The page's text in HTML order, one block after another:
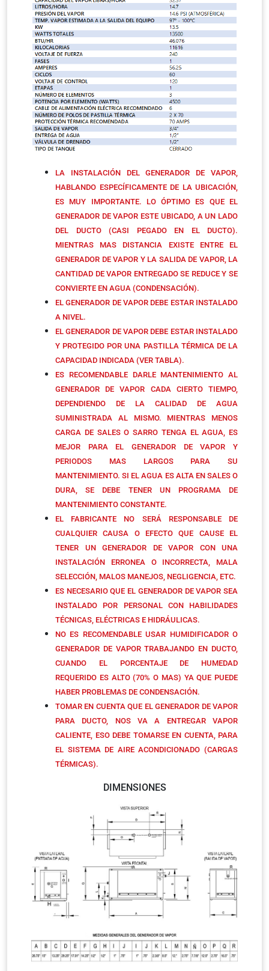
LA INSTALACIÓN DEL GENERADOR DE VAPOR,
HABLANDO ESPECÍFICAMENTE DE LA UBICACIÓN,
ES MUY IMPORTANTE. LO ÓPTIMO ES QUE EL
GENERADOR DE VAPOR ESTE UBICADO, A UN LADO
DEL DUCTO (CASI PEGADO EN EL DUCTO).
MIENTRAS MAS DISTANCIA EXISTE ENTRE EL
GENERADOR DE VAPOR Y LA SALIDA DE VAPOR, LA
CANTIDAD DE VAPOR ENTREGADO SE REDUCE Y SE
CONVIERTE EN AGUA (CONDENSACIÓN).
EL GENERADOR DE VAPOR DEBE ESTAR INSTALADO
A NIVEL.
EL GENERADOR DE VAPOR DEBE ESTAR INSTALADO
Y PROTEGIDO POR UNA PASTILLA TÉRMICA DE LA
CAPACIDAD INDICADA (VER TABLA).
ES RECOMENDABLE DARLE MANTENIMIENTO AL
GENERADOR DE VAPOR CADA CIERTO TIEMPO,
DEPENDIENDO DE LA CALIDAD DE AGUA
SUMINISTRADA AL MISMO. MIENTRAS MENOS
CARGA DE SALES O SARRO TENGA EL AGUA, ES
MEJOR PARA EL GENERADOR DE VAPOR Y
PERIODOS MAS LARGOS PARA SU
MANTENIMIENTO. SI EL AGUA ES ALTA EN SALES O
DURA, SE DEBE TENER UN PROGRAMA DE
MANTENIMIENTO CONSTANTE.
EL FABRICANTE NO SERÁ RESPONSABLE DE
CUALQUIER CAUSA O EFECTO QUE CAUSE EL
TENER UN GENERADOR DE VAPOR CON UNA
INSTALACIÓN ERRONEA O INCORRECTA, MALA
SELECCIÓN, MALOS MANEJOS, NEGLIGENCIA, ETC.
ES NECESARIO QUE EL GENERADOR DE VAPOR SEA
INSTALADO POR PERSONAL CON HABILIDADES
TÉCNICAS, ELÉCTRICAS E HIDRÁULICAS.
NO ES RECOMENDABLE USAR HUMIDIFICADOR O
GENERADOR DE VAPOR TRABAJANDO EN DUCTO,
CUANDO EL PORCENTAJE DE HUMEDAD
REQUERIDO ES ALTO (70% O MAS) YA QUE PUEDE
HABER PROBLEMAS DE CONDENSACIÓN.
TOMAR EN CUENTA QUE EL GENERADOR DE VAPOR
PARA DUCTO, NOS VA A ENTREGAR VAPOR
CALIENTE, ESO DEBE TOMARSE EN CUENTA, PARA
EL SISTEMA DE AIRE ACONDICIONADO (CARGAS
TÉRMICAS).
DIMENSIONES